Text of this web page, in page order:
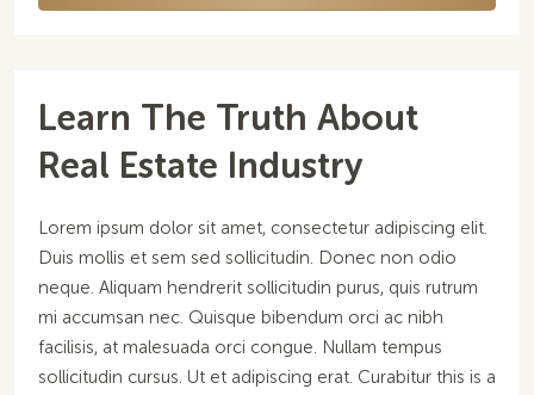
Learn The Truth About
Real Estate Industry
Lorem ipsum dolor sit amet, consectetur adipiscing elit.
Duis mollis et sem sed sollicitudin. Donec non odio
neque. Aliquam hendrerit sollicitudin purus, quis rutrum
mi accumsan nec. Quisque bibendum orci ac nibh
facilisis, at malesuada orci congue. Nullam tempus
sollicitudin cursus. Ut et adipiscing erat. Curabitur this is a